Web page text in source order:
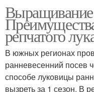
Выращивание
репчатого
В южных регионах
ранневесенний посев
способе луковицы
вызреть за 1 сезон. В